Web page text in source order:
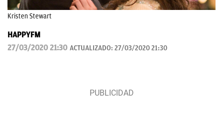
Kristen Stewart
HAPPYFM
27/03/2020 21:30 ACTUALIZADO: 27/03/2020 21:30